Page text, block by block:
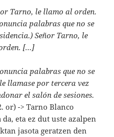
Tarno, le llamo al orden.
palabras que no se
Señor Tarno, le
[…]
palabras que no se
llamase por tercera vez
el salón de sesiones.
or) -> Tarno Blanco
eta ez dut uste azalpen
jasota geratzen den